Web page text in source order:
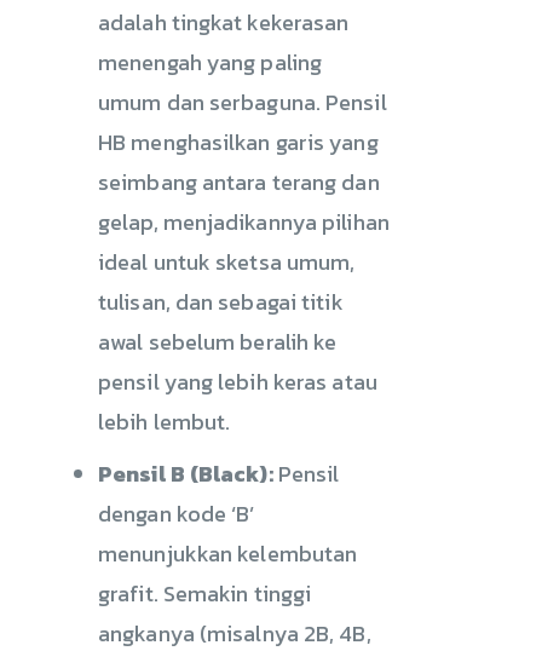
adalah tingkat kekerasan
menengah yang paling
umum dan serbaguna. Pensil
HB menghasilkan garis yang
seimbang antara terang dan
gelap, menjadikannya pilihan
ideal untuk sketsa umum,
tulisan, dan sebagai titik
awal sebelum beralih ke
pensil yang lebih keras atau
lebih lembut.
Pensil B (Black):Pensil
dengan kode ‘B’
menunjukkan kelembutan
grafit. Semakin tinggi
angkanya (misalnya 2B, 4B,